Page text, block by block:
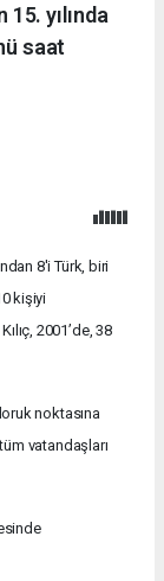
15. yılında
saat
8'i Türk, biri
kişiyi
2001’de, 38
noktasına
vatandaşları